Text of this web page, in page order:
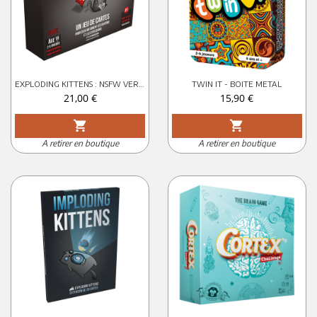
Prix
21,00 €
shopping_cart
A retirer en boutique
TWIN IT - BOITE METAL
Prix
15,90 €
shopping_cart
A retirer en boutique